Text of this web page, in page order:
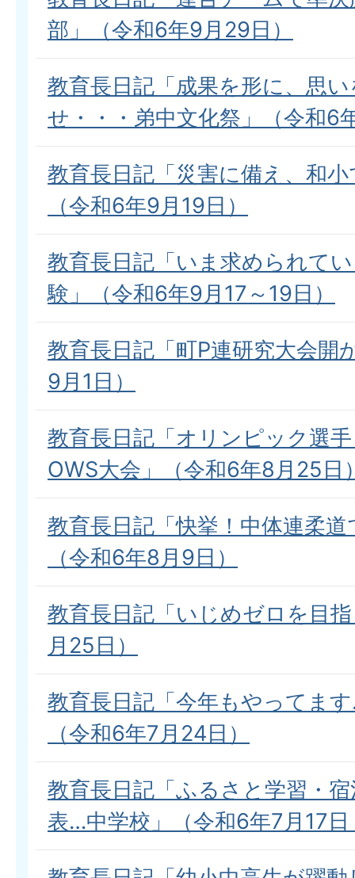
部」（令和6年9月29日）
教育長日記「成果を形に、思
せ・・・弟中文化祭」（令和6
教育長日記「災害に備え、和
（令和6年9月19日）
教育長日記「いま求められて
験」（令和6年9月17～19日）
教育長日記「町P連研究大会開
9月1日）
教育長日記「オリンピック選
OWS大会」（令和6年8月25日
教育長日記「快挙！中体連柔
（令和6年8月9日）
教育長日記「いじめゼロを目
月25日）
教育長日記「今年もやってま
（令和6年7月24日）
教育長日記「ふるさと学習・
表…中学校」（令和6年7月17